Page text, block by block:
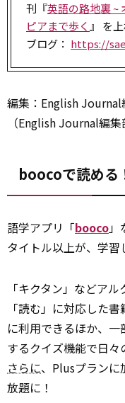
刊『英語の路地裏 ~
ピアまで歩く 』 を上
ブログ： https://
編集：English
（English Journal編集
boocoで読める
語学アプリ「booco」
タイトル以上が、学習
「キクタン」などア
「読む」に対応した
に利用できるほか、
するクイズ機能で日々
さらに、Plusプランに
放題に！